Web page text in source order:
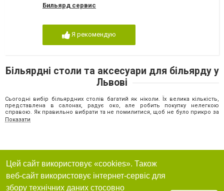
Бильярд сервис
Я рекомендую
Більярдні столи та аксесуари для більярду у
Львові
Сьогодні вибір більярдних столів багатий як ніколи. Їх велика кількість,
представлена в салонах, радує око, але робить покупку нелегкою
справою. Як правильно вибрати та не помилитися, щоб не було прикро за
безцільно витрачені гроші? При виборі столу насамперед необхідно
англійський снукер. Другою класифікацією являється співвідношення
діляться на:
аматорські;
професійні;
комерційні;
Показати
Цей сайт використовує «cookies». Також
веб-сайт використовує інтернет-сервіс для
збору технічних даних стосовно